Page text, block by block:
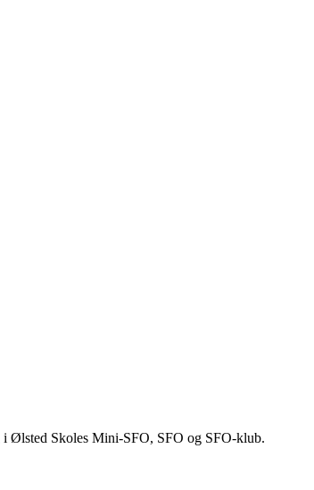
i Ølsted Skoles Mini-SFO, SFO og SFO-klub.